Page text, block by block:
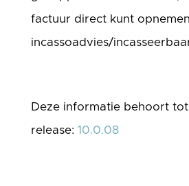
factuur direct kunt
incassoadvies/
Deze informatie behoort
release: 10.0.08